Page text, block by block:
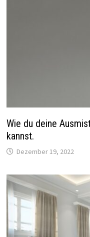
Wie du deine
kannst.
Dezember 19, 2022